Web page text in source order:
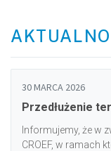
30 MARCA 2026
Przedłużenie
Informujemy, że w
CROEF, w ramach